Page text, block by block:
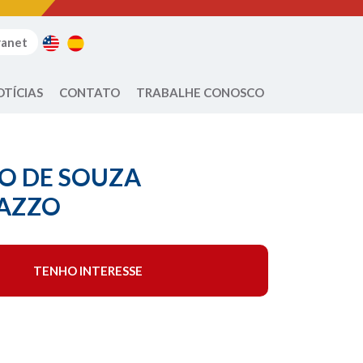
CONTATO TRABALHE CONOSCO
DE SOUZA
TENHO INTERESSE